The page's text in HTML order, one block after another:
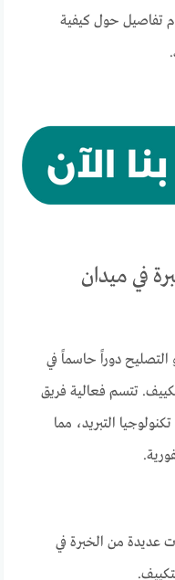
تفاصيل حول كيفية
في ميدان
التصليح دوراً حاسماً في
تتسم فعالية فريق
التبريد، مما
عديدة من الخبرة في